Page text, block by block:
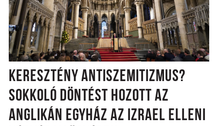
KERESZTÉNY ANTISZEMITIZMUS?
SOKKOLÓ DÖNTÉST HOZOTT AZ
ANGLIKÁN EGYHÁZ AZ IZRAEL ELLENI